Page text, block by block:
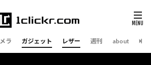
ラ ガジェット レザー 週刊 about